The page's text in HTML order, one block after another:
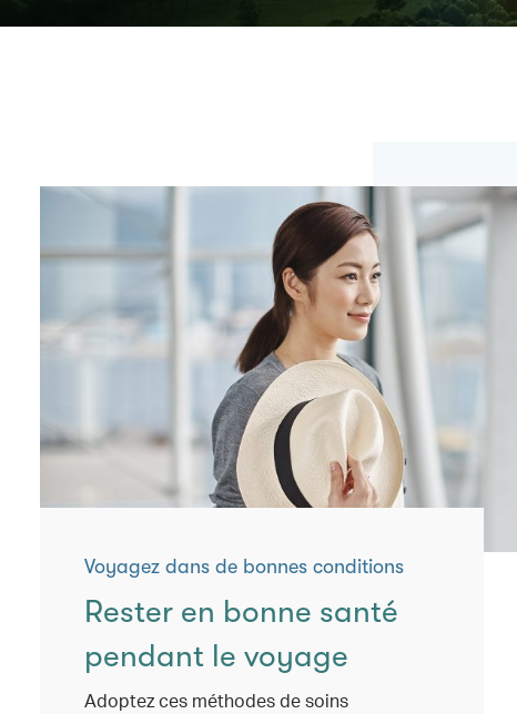
Voyagez dans de bonnes conditions
Rester en bonne santé
pendant le voyage
Adoptez ces méthodes de soins